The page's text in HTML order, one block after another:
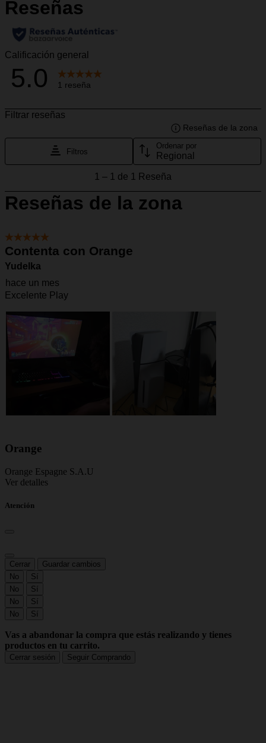
Orange
Orange Espagne S.A.U
Ver detalles
Atención
Cerrar
Guardar cambios
No
Sí
No
Sí
No
Sí
No
Sí
Vas a abandonar la compra que estás realizando y tienes
productos en tu carrito.
Cerrar sesión Seguir Comprando